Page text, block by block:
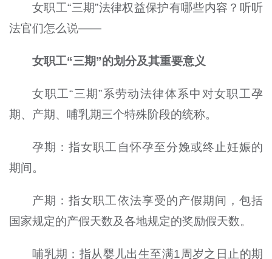
女职工“三期”法律权益保护有哪些内容？听听
法官们怎么说——
女职工“三期”的划分及其重要意义
女职工“三期”系劳动法律体系中对女职工孕
期、产期、哺乳期三个特殊阶段的统称。
孕期：指女职工自怀孕至分娩或终止妊娠的
期间。
产期：指女职工依法享受的产假期间，包括
国家规定的产假天数及各地规定的奖励假天数。
哺乳期：指从婴儿出生至满1周岁之日止的期